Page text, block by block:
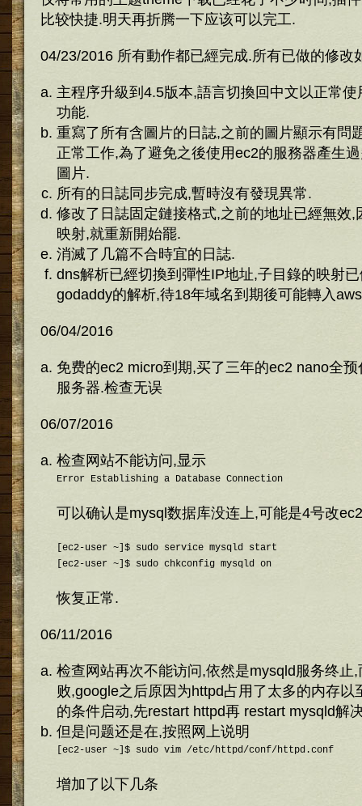
比较快捷.明天再折腾一下应该可以完工.
04/23/2016 所有動作都已經完成.所有已做的修改
主程序升級到4.5版本,語言切換回中文以正常
功能.
重寫了所有含圖片的日誌,之前的圖片顯示有問
正常工作,為了避免之後使用ec2的服務器產生
圖片.
所有的日誌同步完成,暫時沒有發現異常.
修改了日誌固定鏈接格式,之前的地址已經無效,
映射,就重新開始罷.
消滅了几篇不合時宜的日誌.
dns解析已經切換到彈性IP地址,子目錄的映射
godaddy的解析,待18年域名到期後可能轉入
06/04/2016
免费的ec2 micro到期,买了三年的ec2 nano全
服务器.检查无误
06/07/2016
检查网站不能访问,显示
Error Establishing a Database Connection
可以确认是mysql数据库没连上,可能是4号改
[ec2-user ~]$ sudo service mysqld start
恢复正常.
06/11/2016
检查网站再次不能访问,依然是mysqld服务终止
败,google之后原因为httpd占用了太多的内存以
的条件启动,先restart httpd再 restart mysqld解
但是问题还是在,按照网上说明
[ec2-user ~]$ sudo vim /etc/httpd/conf/httpd.conf
增加了以下几条